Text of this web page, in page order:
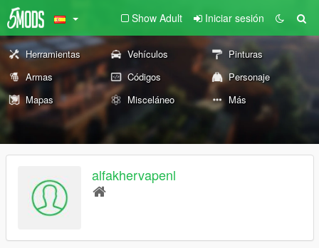
Show Adult Iniciar sesión
Herramientas Vehículos
Pinturas
Armas
Códigos
Personaje
Mapas
Misceláneo Más
alfakhervapenl